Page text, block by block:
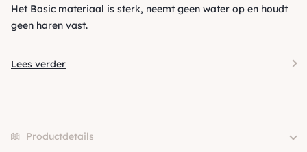
Het Basic materiaal is sterk, neemt geen water op en houdt
geen haren vast.
Lees verder
Productdetails